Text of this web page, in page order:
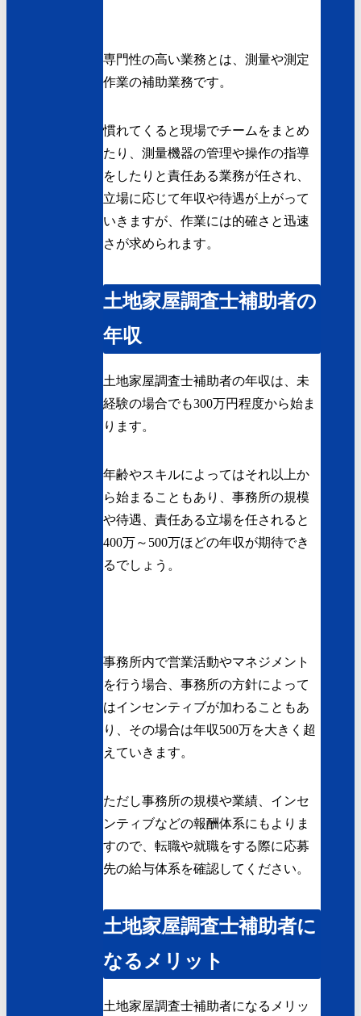
専門性の高い業務とは、測量や測定
作業の補助業務です。
慣れてくると現場でチームをまとめ
たり、測量機器の管理や操作の指導
をしたりと責任ある業務が任され、
立場に応じて年収や待遇が上がって
いきますが、作業には的確さと迅速
さが求められます。
土地家屋調査士補助者の
年収
土地家屋調査士補助者の年収は、未
経験の場合でも300万円程度から始ま
ります。
年齢やスキルによってはそれ以上か
ら始まることもあり、事務所の規模
や待遇、責任ある立場を任されると
400万～500万ほどの年収が期待でき
るでしょう。
事務所内で営業活動やマネジメント
を行う場合、事務所の方針によって
はインセンティブが加わることもあ
り、その場合は年収500万を大きく超
えていきます。
ただし事務所の規模や業績、インセ
ンティブなどの報酬体系にもよりま
すので、転職や就職をする際に応募
先の給与体系を確認してください。
土地家屋調査士補助者に
なるメリット
土地家屋調査士補助者になるメリッ